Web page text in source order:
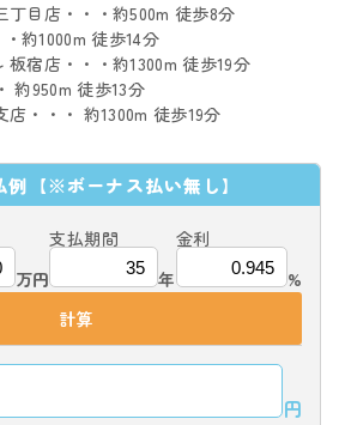
丁目店・・・約500m 徒歩8分
約1000m 徒歩14分
宿店・・・約1300m 徒歩19分
約950m 徒歩13分
・・・ 約1300m 徒歩19分
例 【※ボーナス払い無し】
万円
支払期間
年
金利
%
計算
円